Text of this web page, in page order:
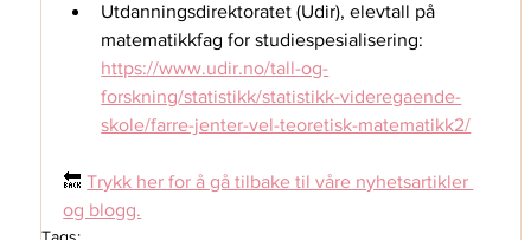
Utdanningsdirektoratet (Udir), elevtall på
matematikkfag for studiespesialisering:
https://www.udir.no/tall-og-
forskning/statistikk/statistikk-videregaende-
skole/farre-jenter-vel-teoretisk-matematikk2/
🔙 Trykk her for å gå tilbake til våre nyhetsartikler
og blogg.